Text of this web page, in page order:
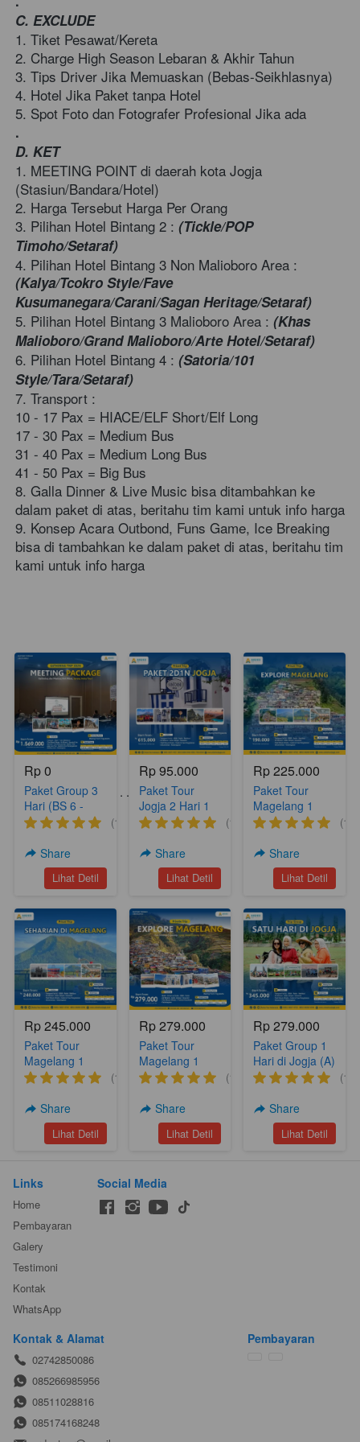
C. EXCLUDE
1. Tiket Pesawat/Kereta
2. Charge High Season Lebaran & Akhir Tahun
3. Tips Driver Jika Memuaskan (Bebas-Seikhlasnya)
4. Hotel Jika Paket tanpa Hotel
5. Spot Foto dan Fotografer Profesional Jika ada
.
D. KET
1. MEETING POINT di daerah kota Jogja
(Stasiun/Bandara/Hotel)
2. Harga Tersebut Harga Per Orang
3. Pilihan Hotel Bintang 2 : (Tickle/POP
Timoho/Setaraf)
(Kalya/Tcokro Style/Fave
Kusumanegara/Carani/Sagan Heritage/Setaraf)
5. Pilihan Hotel Bintang 3 Malioboro Area : (Khas
Malioboro/Grand Malioboro/Arte Hotel/Setaraf)
6. Pilihan Hotel Bintang 4 : (Satoria/101
Style/Tara/Setaraf)
7. Transport :
10 - 17 Pax = HIACE/ELF Short/Elf Long
17 - 30 Pax = Medium Bus
31 - 40 Pax = Medium Long Bus
41 - 50 Pax = Big Bus
8. Galla Dinner & Live Music bisa ditambahkan ke
9. Konsep Acara Outbond, Funs Game, Ice Breaking
bisa di tambahkan ke dalam paket di atas, beritahu tim
kami untuk info harga
Paket Tour Lainnya . . . .
Rp 0
Paket Group 3
Hari (BS 6 -
Meeting
(1)
Share
`Lihat Detil
Rp 95.000
Paket Tour
Jogja 2 Hari 1
Malam Yogya
(1)
Share
`
Lihat Detil
Rp 225.000
Paket Tour
Magelang 1
hari (A18)
(1)
Share
`Lihat Detil
Rp 245.000
Paket Tour
Magelang 1
Hari (A17)
(1)
Share
`Lihat Detil
Rp 279.000
Paket Tour
Magelang 1
Hari Nepal Van
Nampan
Sukomakmur
(1)
Share
`
Lihat Detil
Rp 279.000
Paket Group 1
Hari di Jogja (A)
(1)
Share
`Lihat Detil
Links
Home
Pembayaran
Galery
Testimoni
Kontak
WhatsApp
Social Media
Kontak & Alamat
02742850086
085266985956
08511028816
085174168248
Pembayaran